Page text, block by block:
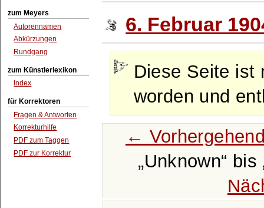
zum Meyers
Autorennamen
Abkürzungen
Rundgang
zum Künstlerlexikon
Index
für Korrektoren
Fragen & Antworten
Korrekturhilfe
PDF zum Taggen
PDF zur Korrektur
6. Februar
Diese Seite ist
worden und
←
Unknown
bis